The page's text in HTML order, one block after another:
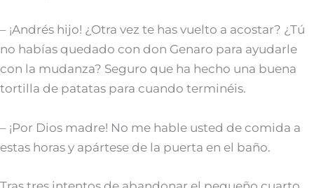
– ¡Andrés hijo! ¿Otra vez te has vuelto a acostar? ¿Tú
no habías quedado con don Genaro para ayudarle
con la mudanza? Seguro que ha hecho una buena
tortilla de patatas para cuando terminéis.
– ¡Por Dios madre! No me hable usted de comida a
estas horas y apártese de la puerta en el baño.